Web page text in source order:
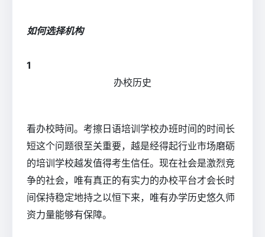
如何选择机构
1
办校历史
看办校時间。考擦日语培训学校办班时间的时间长
短这个问题很至关重要，越是经得起行业市场磨砺
的培训学校越发值得考生信任。现在社会是激烈竞
争的社会，唯有真正的有实力的办校平台才会长时
间保持稳定地持之以恒下来，唯有办学历史悠久师
资力量能够有保障。